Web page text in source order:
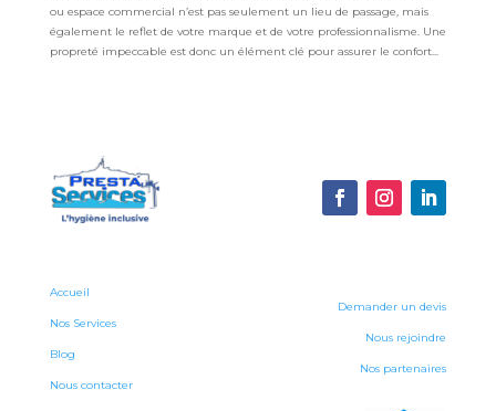
ou espace commercial n’est pas seulement un lieu de passage, mais
également le reflet de votre marque et de votre professionnalisme. Une
propreté impeccable est donc un élément clé pour assurer le confort...
Accueil
Nos Services
Blog
Nous contacter
Demander un devis
Nous rejoindre
Nos partenaires